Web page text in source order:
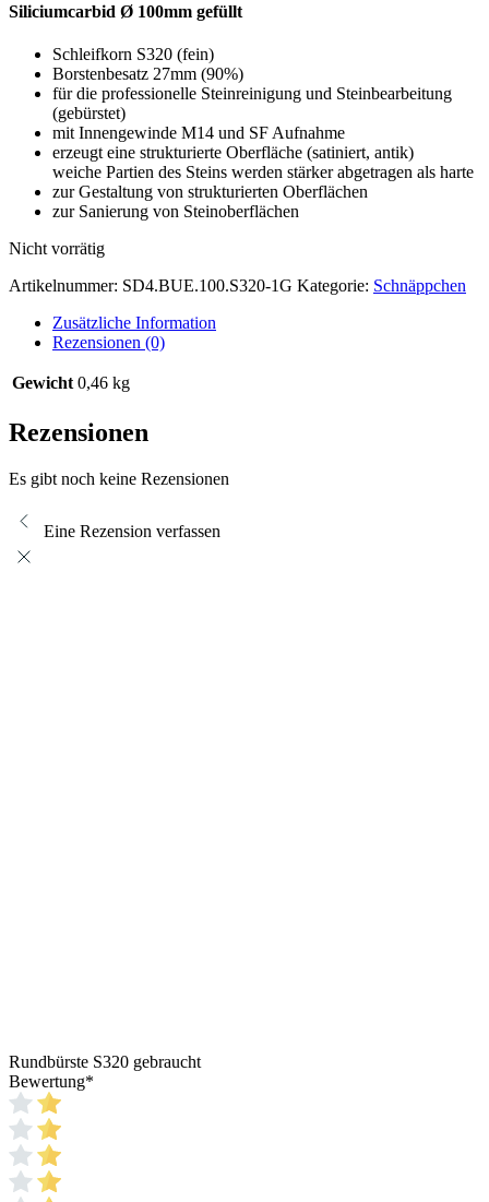
Siliciumcarbid Ø 100mm gefüllt
Schleifkorn S320 (fein)
Borstenbesatz 27mm (90%)
für die professionelle Steinreinigung und Steinbearbeitung
(gebürstet)
mit Innengewinde M14 und SF Aufnahme
erzeugt eine strukturierte Oberfläche (satiniert, antik)
weiche Partien des Steins werden stärker abgetragen als harte
zur Gestaltung von strukturierten Oberflächen
zur Sanierung von Steinoberflächen
Nicht vorrätig
Artikelnummer: SD4.BUE.100.S320-1G Kategorie: Schnäppchen
Zusätzliche Information
Rezensionen (0)
Gewicht 0,46 kg
Rezensionen
Es gibt noch keine Rezensionen
Eine Rezension verfassen
Rundbürste S320 gebraucht
Bewertung*